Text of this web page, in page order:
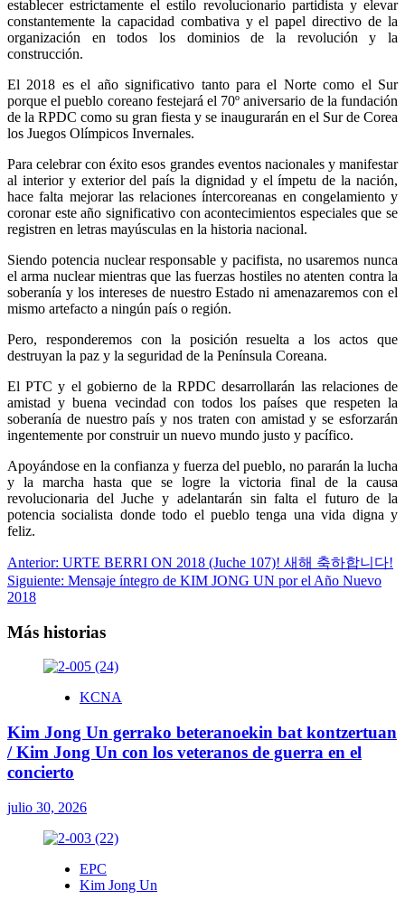
establecer estrictamente el estilo revolucionario partidista y elevar
constantemente la capacidad combativa y el papel directivo de la
organización en todos los dominios de la revolución y la
construcción.
El 2018 es el año significativo tanto para el Norte como el Sur
porque el pueblo coreano festejará el 70º aniversario de la fundación
de la RPDC como su gran fiesta y se inaugurarán en el Sur de Corea
los Juegos Olímpicos Invernales.
Para celebrar con éxito esos grandes eventos nacionales y manifestar
al interior y exterior del país la dignidad y el ímpetu de la nación,
hace falta mejorar las relaciones íntercoreanas en congelamiento y
coronar este año significativo con acontecimientos especiales que se
registren en letras mayúsculas en la historia nacional.
Siendo potencia nuclear responsable y pacifista, no usaremos nunca
el arma nuclear mientras que las fuerzas hostiles no atenten contra la
soberanía y los intereses de nuestro Estado ni amenazaremos con el
mismo artefacto a ningún país o región.
Pero, responderemos con la posición resuelta a los actos que
destruyan la paz y la seguridad de la Península Coreana.
El PTC y el gobierno de la RPDC desarrollarán las relaciones de
amistad y buena vecindad con todos los países que respeten la
soberanía de nuestro país y nos traten con amistad y se esforzarán
ingentemente por construir un nuevo mundo justo y pacífico.
Apoyándose en la confianza y fuerza del pueblo, no pararán la lucha
y la marcha hasta que se logre la victoria final de la causa
revolucionaria del Juche y adelantarán sin falta el futuro de la
potencia socialista donde todo el pueblo tenga una vida digna y
feliz.
Navegación
de
Anterior: URTE BERRI ON 2018 (Juche 107)! 새해 축하합니다!
Siguiente: Mensaje íntegro de KIM JONG UN por el Año Nuevo
2018
Más historias
KCNA
Kim Jong Un gerrako beteranoekin bat kontzertuan
/ Kim Jong Un con los veteranos de guerra en el
concierto
julio 30, 2026
EPC
Kim Jong Un